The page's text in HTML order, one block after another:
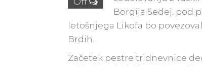
Borgija Sedej, pod
letošnjega Likofa bo
Brdih.
Začetek pestre tridnevnice